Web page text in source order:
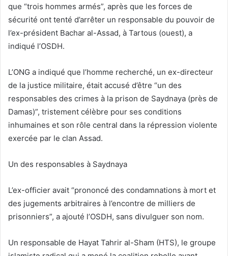
que “trois hommes armés”, après que les forces de
sécurité ont tenté d’arrêter un responsable du pouvoir de
l’ex-président Bachar al-Assad, à Tartous (ouest), a
indiqué l’OSDH.
L’ONG a indiqué que l’homme recherché, un ex-directeur
de la justice militaire, était accusé d’être “un des
responsables des crimes à la prison de Saydnaya (près de
Damas)”, tristement célèbre pour ses conditions
inhumaines et son rôle central dans la répression violente
exercée par le clan Assad.
Un des responsables à Saydnaya
L’ex-officier avait “prononcé des condamnations à mort et
des jugements arbitraires à l’encontre de milliers de
prisonniers”, a ajouté l’OSDH, sans divulguer son nom.
Un responsable de Hayat Tahrir al-Sham (HTS), le groupe